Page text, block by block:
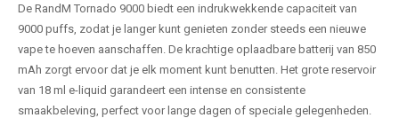
De RandM Tornado 9000 biedt een indrukwekkende capaciteit van
9000 puffs, zodat je langer kunt genieten zonder steeds een nieuwe
vape te hoeven aanschaffen. De krachtige oplaadbare batterij van 850
mAh zorgt ervoor dat je elk moment kunt benutten. Het grote reservoir
van 18 ml e-liquid garandeert een intense en consistente
smaakbeleving, perfect voor lange dagen of speciale gelegenheden.